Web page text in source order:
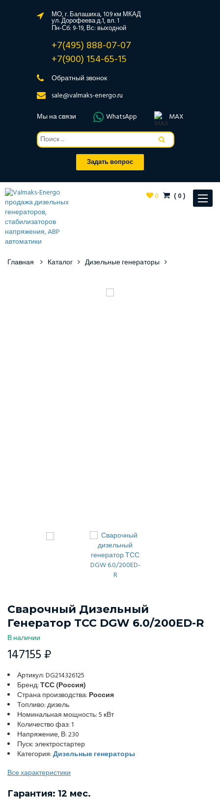
МО, г. Балашиха, 109 км МКАД
ул. Дорофеева д.1, вл. 1
Пн-Сб: 9-19, Вс: выходной
+7(495) 888-07-07
+7(900) 154-65-15
Обратный звонок
sale@valmaks-energo.ru
Мы на связи
WhatsApp MAX
Задать вопрос
Toggle
0 (0)
Главная Каталог Дизельные генераторы
Сварочный Дизельный
Генератор ТСС DGW 6.0/200ED-R
В наличии
147155 ₽
Артикул: DG214326125
Бренд:ТСС (Россия)
Страна производства: Россия
Топливо: дизель
Номинальная мощность: 5 кВт
Количество фаз: 1
Напряжение, В: 230
Пуск: электростартер
Категория:Дизельные генераторы
Все характеристики
Гарантия: 12 мес.